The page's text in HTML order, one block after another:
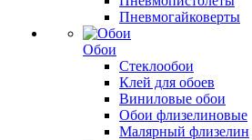
Пневмогайковерты
Обои
Стеклообои
Клей для обоев
Виниловые обои
Обои флизелиновые
Малярный флизелин